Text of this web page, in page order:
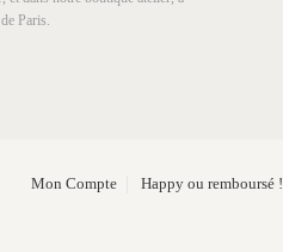
Paris.
Mon Compte Happy ou remboursé !